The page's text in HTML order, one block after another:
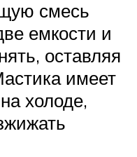
смесь
емкости и
оставляя
имеет
холоде,